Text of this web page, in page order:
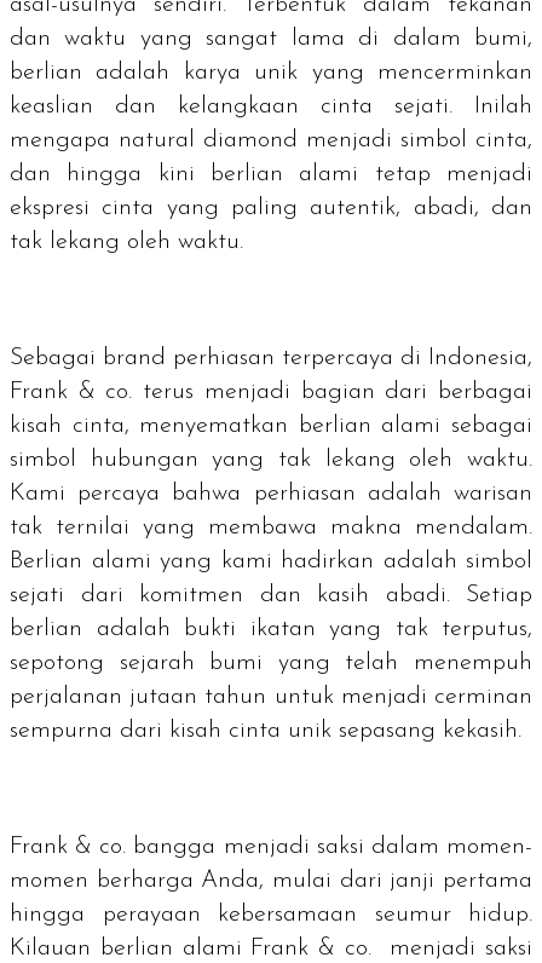
asal-usulnya sendiri. Terbentuk dalam tekanan
dan waktu yang sangat lama di dalam bumi,
berlian adalah karya unik yang mencerminkan
keaslian dan kelangkaan cinta sejati. Inilah
mengapa natural diamond menjadi simbol cinta,
dan hingga kini berlian alami tetap menjadi
ekspresi cinta yang paling autentik, abadi, dan
tak lekang oleh waktu.
Sebagai brand perhiasan terpercaya di Indonesia,
Frank & co. terus menjadi bagian dari berbagai
kisah cinta, menyematkan berlian alami sebagai
simbol hubungan yang tak lekang oleh waktu.
Kami percaya bahwa perhiasan adalah warisan
tak ternilai yang membawa makna mendalam.
Berlian alami yang kami hadirkan adalah simbol
sejati dari komitmen dan kasih abadi. Setiap
berlian adalah bukti ikatan yang tak terputus,
sepotong sejarah bumi yang telah menempuh
perjalanan jutaan tahun untuk menjadi cerminan
sempurna dari kisah cinta unik sepasang kekasih.
Frank & co. bangga menjadi saksi dalam momen-
momen berharga Anda, mulai dari janji pertama
hingga perayaan kebersamaan seumur hidup.
Kilauan berlian alami Frank & co. menjadi saksi